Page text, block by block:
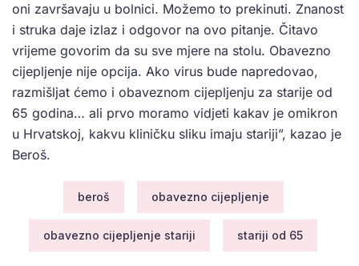
oni završavaju u bolnici. Možemo to prekinuti. Znanost
i struka daje izlaz i odgovor na ovo pitanje. Čitavo
vrijeme govorim da su sve mjere na stolu. Obavezno
cijepljenje nije opcija. Ako virus bude napredovao,
razmišljat ćemo i obaveznom cijepljenju za starije od
65 godina… ali prvo moramo vidjeti kakav je omikron
u Hrvatskoj, kakvu kliničku sliku imaju stariji”, kazao je
Beroš.
beroš obavezno cijepljenje
obavezno cijepljenje stariji stariji od 65